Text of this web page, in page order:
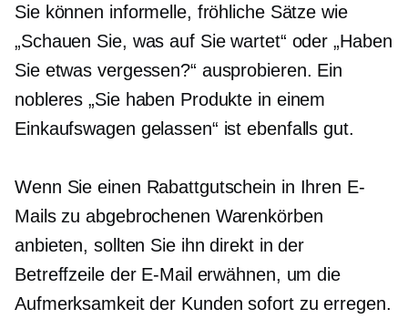
Sie können informelle, fröhliche Sätze wie
„Schauen Sie, was auf Sie wartet“ oder „Haben
Sie etwas vergessen?“ ausprobieren. Ein
nobleres „Sie haben Produkte in einem
Einkaufswagen gelassen“ ist ebenfalls gut.
Wenn Sie einen Rabattgutschein in Ihren E-
Mails zu abgebrochenen Warenkörben
anbieten, sollten Sie ihn direkt in der
Betreffzeile der E-Mail erwähnen, um die
Aufmerksamkeit der Kunden sofort zu erregen.